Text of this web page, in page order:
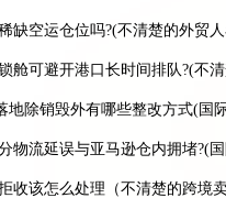
缺空运仓位吗?(不清楚的外贸
舱可避开港口长时间排队?(不
地除销毁外有哪些整改方式(国
物流延误与亚马逊仓内拥堵?(
收该怎么处理（不清楚的跨境卖